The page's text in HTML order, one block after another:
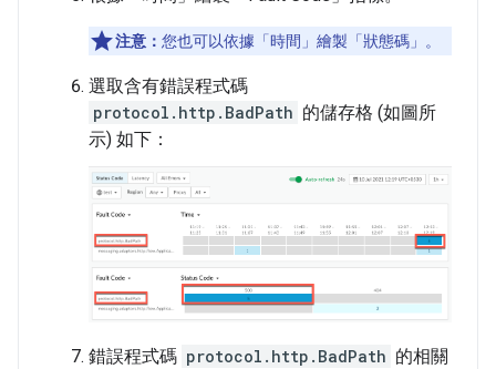
注意： 您也可以依據「時間」 繪製「狀態碼」 。
選取含有錯誤程式碼
protocol.http.BadPath 的儲存格 (如圖所
示) 如下：
錯誤程式碼 protocol.http.BadPath 的相關